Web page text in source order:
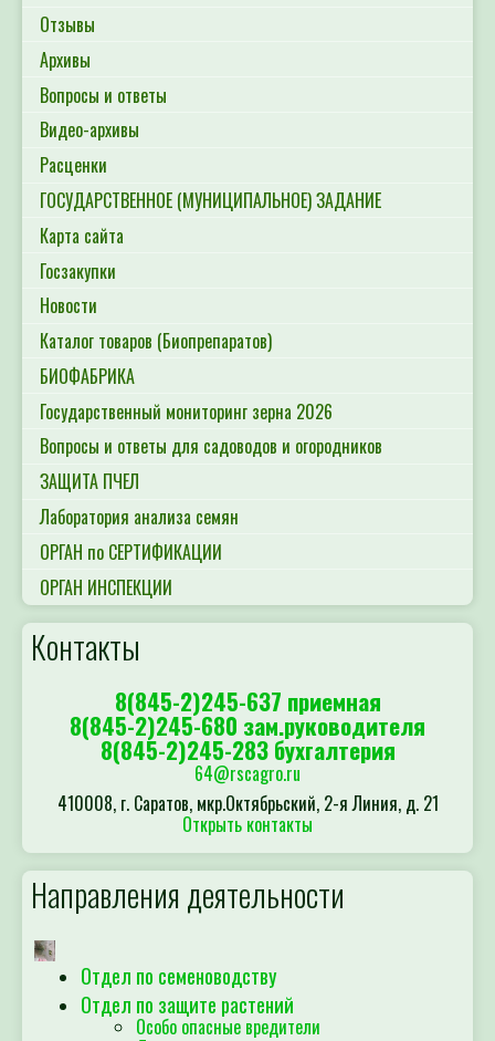
Отзывы
Архивы
Вопросы и ответы
Видео-архивы
Расценки
ГОСУДАРСТВЕННОЕ (МУНИЦИПАЛЬНОЕ) ЗАДАНИЕ
Карта сайта
Госзакупки
Новости
Каталог товаров (Биопрепаратов)
БИОФАБРИКА
Государственный мониторинг зерна 2026
Вопросы и ответы для садоводов и огородников
ЗАЩИТА ПЧЕЛ
Лаборатория анализа семян
ОРГАН по СЕРТИФИКАЦИИ
ОРГАН ИНСПЕКЦИИ
Контакты
8(845-2)245-637 приемная
8(845-2)245-680 зам.руководителя
8(845-2)245-283 бухгалтерия
64@rscagro.ru
410008, г. Саратов, мкр.Октябрьский, 2-я Линия, д. 21
Открыть контакты
Направления деятельности
Отдел по семеноводству
Отдел по защите растений
Особо опасные вредители